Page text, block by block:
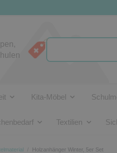
Kita-Möbel
Textilien
Holzanhänger Winter, 5er Set